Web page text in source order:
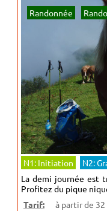
Randonnée
N1: Initiation N2:
La demi journée est
Profitez du pique
Tarif:
à partir de 32